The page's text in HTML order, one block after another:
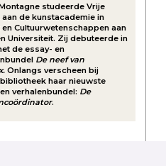
studeerde Vrije
aan de kunstacademie in
en Cultuurwetenschappen aan
Universiteit. Zij debuteerde in
de essay- en
De neef van
Onlangs verscheen bij
haar nieuwste
verhalenbundel: De
.